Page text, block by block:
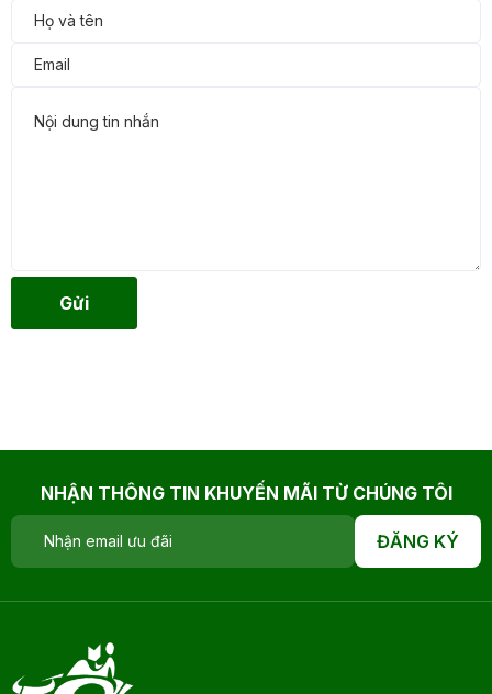
Gửi
NHẬN THÔNG TIN KHUYẾN MÃI TỪ CHÚNG TÔI
ĐĂNG KÝ